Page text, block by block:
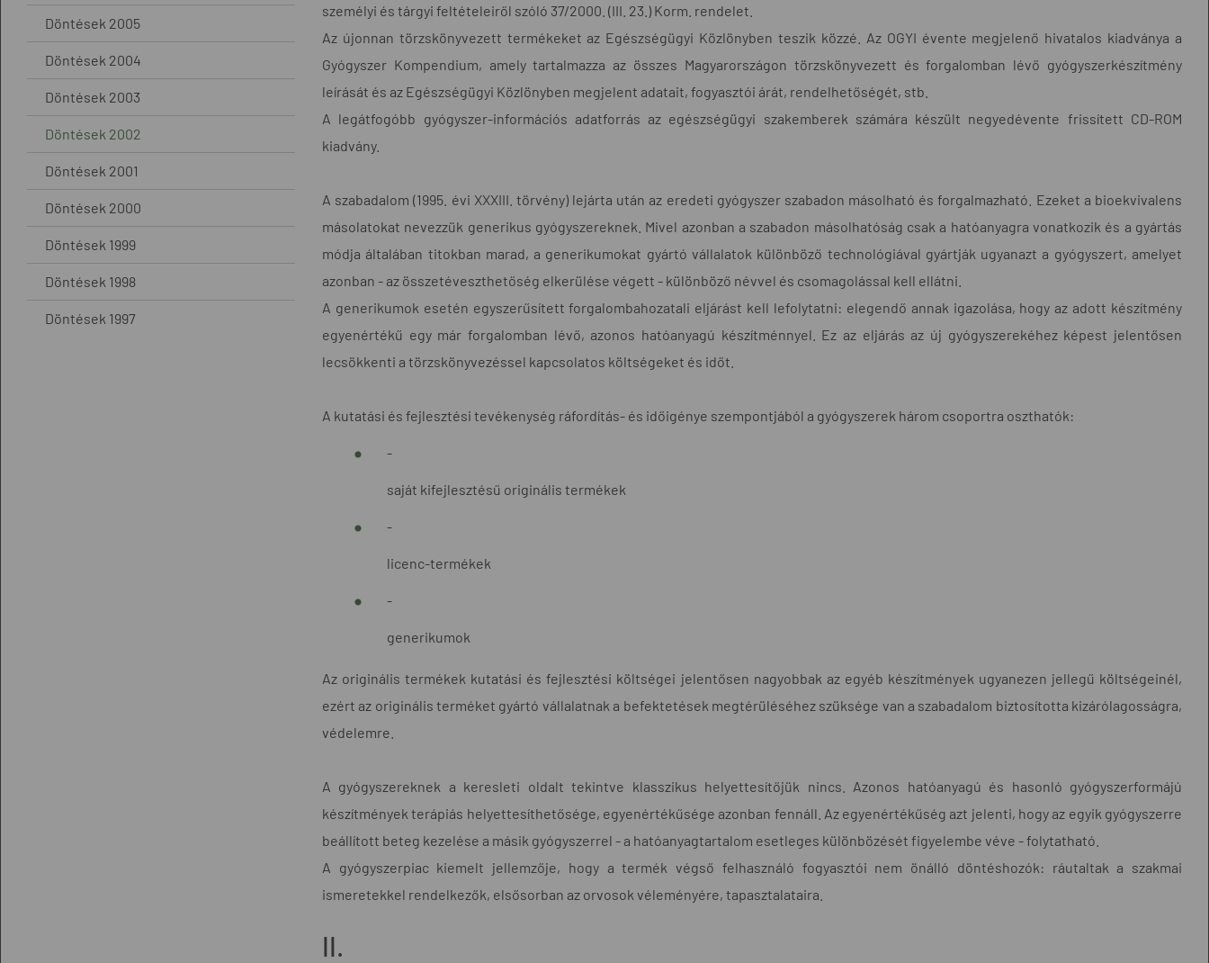
Döntések 2005
Döntések 2004
Döntések 2003
Döntések 2002
Döntések 2001
Döntések 2000
Döntések 1999
Döntések 1998
Döntések 1997
személyi és tárgyi feltételeiről szóló 37/2000. (III. 23.) Korm. rendelet.
Az újonnan törzskönyvezett termékeket az Egészségügyi Közlönyben teszik közzé. Az OGYI évente megjelenő hivatalos kiadványa a
Gyógyszer Kompendium, amely tartalmazza az összes Magyarországon törzskönyvezett és forgalomban lévő gyógyszerkészítmény
leírását és az Egészségügyi Közlönyben megjelent adatait, fogyasztói árát, rendelhetőségét, stb.
A legátfogóbb gyógyszer-információs adatforrás az egészségügyi szakemberek számára készült negyedévente frissített CD-ROM
kiadvány.
A szabadalom (1995. évi XXXIII. törvény) lejárta után az eredeti gyógyszer szabadon másolható és forgalmazható. Ezeket a bioekvivalens
másolatokat nevezzük generikus gyógyszereknek. Mivel azonban a szabadon másolhatóság csak a hatóanyagra vonatkozik és a gyártás
módja általában titokban marad, a generikumokat gyártó vállalatok különböző technológiával gyártják ugyanazt a gyógyszert, amelyet
azonban - az összetéveszthetőség elkerülése végett - különböző névvel és csomagolással kell ellátni.
A generikumok esetén egyszerűsített forgalombahozatali eljárást kell lefolytatni: elegendő annak igazolása, hogy az adott készítmény
egyenértékű egy már forgalomban lévő, azonos hatóanyagú készítménnyel. Ez az eljárás az új gyógyszerekéhez képest jelentősen
lecsökkenti a törzskönyvezéssel kapcsolatos költségeket és időt.
A kutatási és fejlesztési tevékenység ráfordítás- és időigénye szempontjából a gyógyszerek három csoportra oszthatók:
-
saját kifejlesztésű originális termékek
-
licenc-termékek
-
generikumok
Az originális termékek kutatási és fejlesztési költségei jelentősen nagyobbak az egyéb készítmények ugyanezen jellegű költségeinél,
ezért az originális terméket gyártó vállalatnak a befektetések megtérüléséhez szüksége van a szabadalom biztosította kizárólagosságra,
védelemre.
A gyógyszereknek a keresleti oldalt tekintve klasszikus helyettesítőjük nincs. Azonos hatóanyagú és hasonló gyógyszerformájú
készítmények terápiás helyettesíthetősége, egyenértékűsége azonban fennáll. Az egyenértékűség azt jelenti, hogy az egyik gyógyszerre
beállított beteg kezelése a másik gyógyszerrel - a hatóanyagtartalom esetleges különbözését figyelembe véve - folytatható.
A gyógyszerpiac kiemelt jellemzője, hogy a termék végső felhasználó fogyasztói nem önálló döntéshozók: ráutaltak a szakmai
ismeretekkel rendelkezők, elsősorban az orvosok véleményére, tapasztalataira.
II.